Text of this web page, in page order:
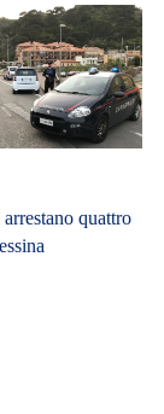
quattro